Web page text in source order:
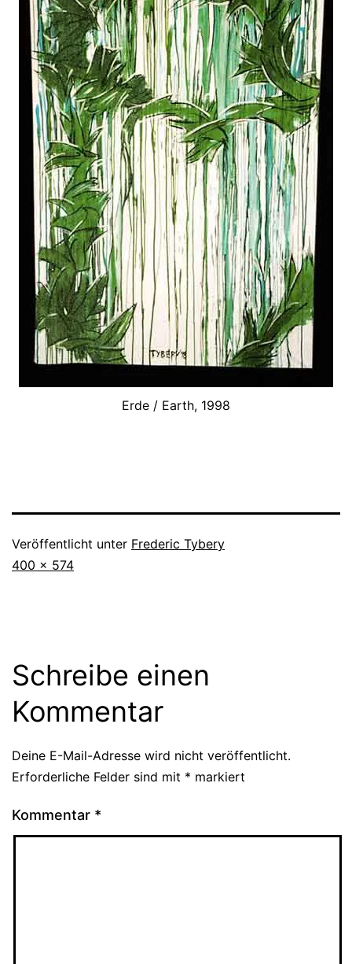
Erde / Earth, 1998
Veröffentlicht unter Frederic Tybery
Vollständige
400 × 574
Schreibe einen
Kommentar
Deine E-Mail-Adresse wird nicht veröffentlicht.
Erforderliche Felder sind mit * markiert
Kommentar *